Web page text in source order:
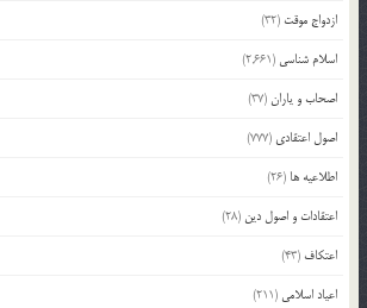
ازدواج موقت (32)
اسلام شناسی (2,661)
اصحاب و یاران(37)
اصول اعتقادی (777)
اطلاعیه ها (26)
اعتقادات و اصول دین (28)
اعتکاف (43)
اعیاد اسلامی (211)